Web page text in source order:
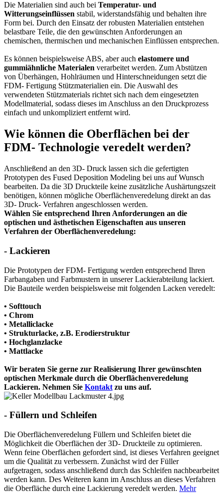
Die Materialien sind auch bei Temperatur- und
Witterungseinflüssen stabil, widerstandsfähig und behalten ihre
Form bei. Durch den Einsatz der robusten Materialien entstehen
belastbare Teile, die den gewünschten Anforderungen an
chemischen, thermischen und mechanischen Einflüssen entsprechen.
Es können beispielsweise ABS, aber auch elastomere und
gummiähnliche Materialen verarbeitet werden. Zum Abstützen
von Überhängen, Hohlräumen und Hinterschneidungen setzt die
FDM- Fertigung Stützmaterialien ein. Die Auswahl des
verwendeten Stützmaterials richtet sich nach dem eingesetzten
Modellmaterial, sodass dieses im Anschluss an den Druckprozess
einfach und unkompliziert entfernt wird.
Wie können die Oberflächen bei der
FDM- Technologie veredelt werden?
Anschließend an den 3D- Druck lassen sich die gefertigten
Prototypen des Fused Deposition Modeling bei uns auf Wunsch
bearbeiten. Da die 3D Druckteile keine zusätzliche Aushärtungszeit
benötigen, können mögliche Oberflächenveredelung direkt an das
3D- Druck- Verfahren angeschlossen werden.
Wählen Sie entsprechend Ihren Anforderungen an die
optischen und ästhetischen Eigenschaften aus unseren
Verfahren der Oberflächenveredelung:
- Lackieren
Die Prototypen der FDM- Fertigung werden entsprechend Ihren
Farbangaben und Farbmustern in unserer Lackierabteilung lackiert.
Die Bauteile werden beispielsweise mit folgenden Lacken veredelt:
• Softtouch
• Chrom
• Metalliclacke
• Strukturlacke, z.B. Erodierstruktur
• Hochglanzlacke
• Mattlacke
Wir beraten Sie gerne zur Realisierung Ihrer gewünschten
optischen Merkmale durch die Oberflächenveredelung
Lackieren. Nehmen Sie Kontakt zu uns auf.
- Füllern und Schleifen
Die Oberflächenveredelung Füllern und Schleifen bietet die
Möglichkeit die Oberflächen der 3D- Druckteile zu optimieren.
Wenn feine Oberflächen gefordert sind, ist dieses Verfahren geeignet
um die Qualität zu verbessern. Zunächst wird der Füller
aufgetragen, sodass anschließend durch das Schleifen nachbearbeitet
werden kann. Des Weiteren kann im Anschluss an dieses Verfahren
die Oberfläche durch eine Lackierung veredelt werden. Mehr